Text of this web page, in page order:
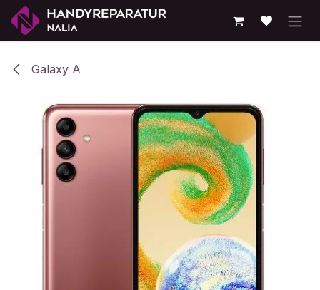
Zum Inhalt springen
Galaxy A